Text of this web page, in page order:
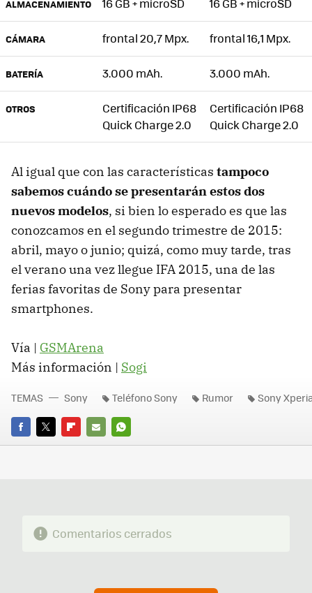
ALMACENAMIENTO 16 GB + microSD 16 GB + microSD
CÁMARA frontal 20,7 Mpx. frontal 16,1 Mpx.
BATERÍA 3.000 mAh. 3.000 mAh.
OTROS
Certificación IP68
Quick Charge 2.0
Certificación IP68
Quick Charge 2.0
Al igual que con las características tampoco
sabemos cuándo se presentarán estos dos
nuevos modelos, si bien lo esperado es que las
conozcamos en el segundo trimestre de 2015:
abril, mayo o junio; quizá, como muy tarde, tras
el verano una vez llegue IFA 2015, una de las
ferias favoritas de Sony para presentar
smartphones.
Vía | GSMArena
Más información | Sogi
FACEBOOK
TWITTERFLIPBOARD
E-
WHATSAPP
TEMAS Sony Teléfono Sony Rumor Sony
Comentarios cerrados